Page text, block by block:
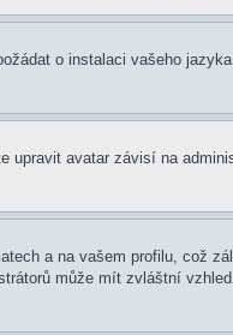
o instalaci vašeho
avatar závisí na
a na vašem profilu, což
může mít zvláštní